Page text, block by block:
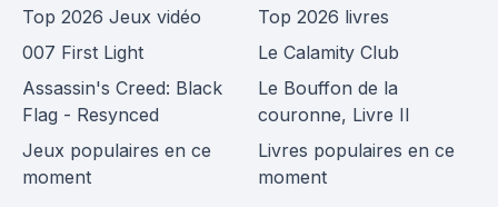
Top 2026 Jeux vidéo
007 First Light
Assassin's Creed: Black
Flag - Resynced
Jeux populaires en ce
moment
Top 2026 livres
Le Calamity Club
Le Bouffon de la
couronne, Livre II
Livres populaires en ce
moment